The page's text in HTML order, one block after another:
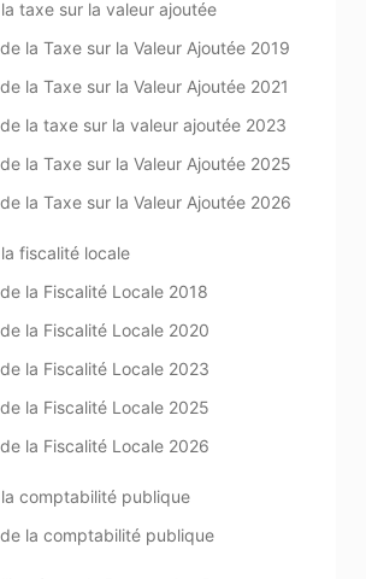
taxe sur la valeur ajoutée
la Taxe sur la Valeur Ajoutée 2019
la Taxe sur la Valeur Ajoutée 2021
la taxe sur la valeur ajoutée 2023
la Taxe sur la Valeur Ajoutée 2025
la Taxe sur la Valeur Ajoutée 2026
fiscalité locale
la Fiscalité Locale 2018
la Fiscalité Locale 2020
la Fiscalité Locale 2023
la Fiscalité Locale 2025
la Fiscalité Locale 2026
comptabilité publique
la comptabilité publique